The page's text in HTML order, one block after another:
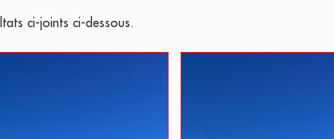
ci-joints ci-dessous.